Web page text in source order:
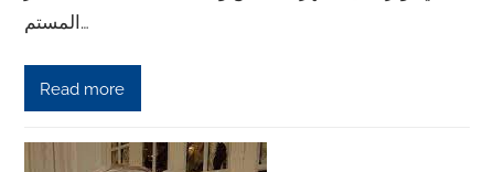
المستم…
Read more